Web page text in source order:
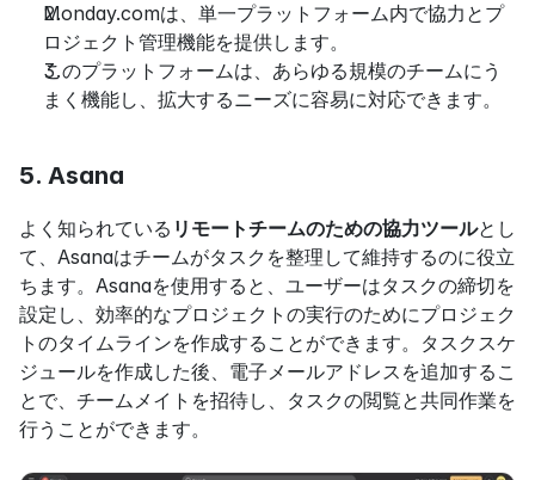
Monday.comは、単一プラットフォーム内で協力とプ
ロジェクト管理機能を提供します。
このプラットフォームは、あらゆる規模のチームにう
まく機能し、拡大するニーズに容易に対応できます。
5. Asana
よく知られている リモートチームのための協力ツールとし
て、Asanaはチームがタスクを整理して維持するのに役立
ちます。Asanaを使用すると、ユーザーはタスクの締切を
設定し、効率的なプロジェクトの実行のためにプロジェク
トのタイムラインを作成することができます。タスクスケ
ジュールを作成した後、電子メールアドレスを追加するこ
とで、チームメイトを招待し、タスクの閲覧と共同作業を
行うことができます。